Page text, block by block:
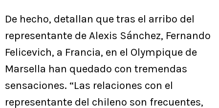
De hecho, detallan que tras el arribo del
representante de Alexis Sánchez, Fernando
Felicevich, a Francia, en el Olympique de
Marsella han quedado con tremendas
sensaciones. “Las relaciones con el
representante del chileno son frecuentes,